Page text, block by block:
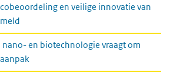
en veilige innovatie van
nano- en biotechnologie vraagt om